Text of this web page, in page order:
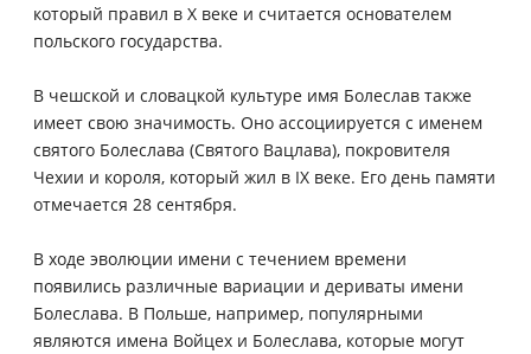
который правил в X веке и считается основателем
польского государства.
В чешской и словацкой культуре имя Болеслав также
имеет свою значимость. Оно ассоциируется с именем
святого Болеслава (Святого Вацлава), покровителя
Чехии и короля, который жил в IX веке. Его день памяти
отмечается 28 сентября.
В ходе эволюции имени с течением времени
появились различные вариации и дериваты имени
Болеслава. В Польше, например, популярными
являются имена Войцех и Болеслава, которые могут